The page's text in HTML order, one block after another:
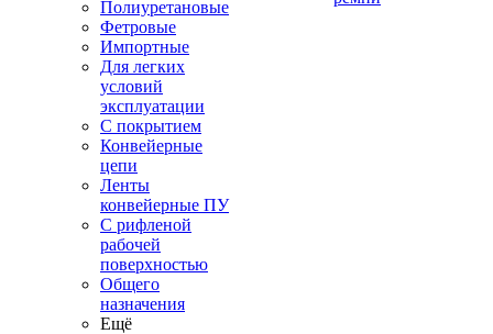
Полиуретановые
Фетровые
Импортные
Для легких
условий
эксплуатации
С покрытием
Конвейерные
цепи
Ленты
конвейерные ПУ
С рифленой
рабочей
поверхностью
Общего
назначения
Ещё